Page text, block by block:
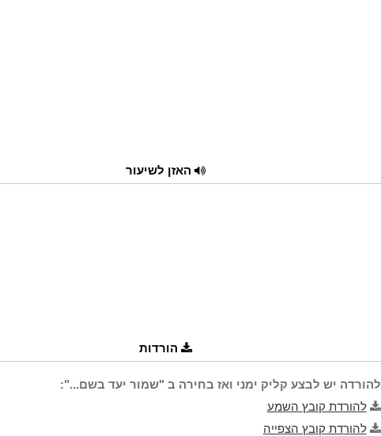
האזן לשיעור
הורדות
להורדה יש לבצע קליק ימני ואז בחירה ב "שמור יעד בשם...":
להורדת קובץ השמע
להורדת קובץ הצפייה